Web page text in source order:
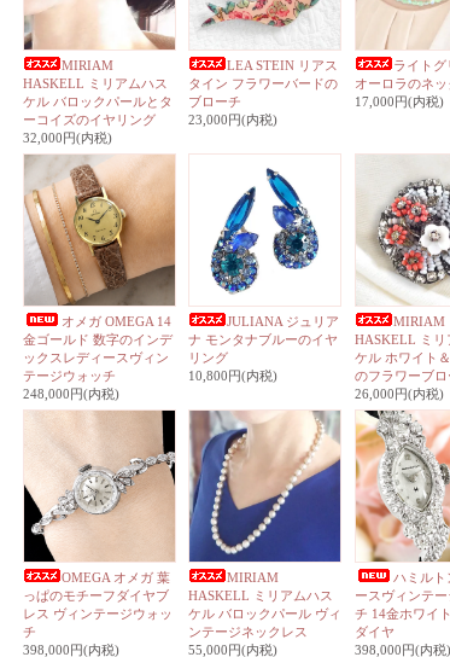
MIRIAM
HASKELL ミリアムハス
ケル バロックパールとタ
ーコイズのイヤリング
32,000円(内税)
LEA STEIN リアス
タイン フラワーバードの
ブローチ
23,000円(内税)
ライトグ
オーロラのネ
17,000円(内税)
オメガ OMEGA 14
金ゴールド 数字のインデ
ックスレディースヴィン
テージウォッチ
248,000円(内税)
JULIANA ジュリア
ナ モンタナブルーのイヤ
リング
10,800円(内税)
MIRIAM
HASKELL ミリ
ケル ホワイト
のフラワーブロ
26,000円(内税)
OMEGA オメガ 葉
っぱのモチーフダイヤブ
レス ヴィンテージウォッ
チ
398,000円(内税)
MIRIAM
HASKELL ミリアムハス
ケル バロックパール ヴィ
ンテージネックレス
55,000円(内税)
ハミルト
ースヴィンテー
チ 14金ホワイ
ダイヤ
398,000円(内税)